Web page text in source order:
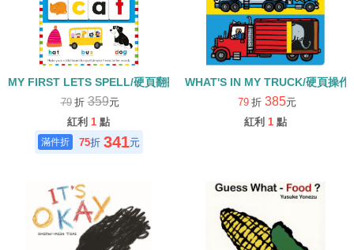
MY FIRST LETS SPELL/硬頁翻翻書
79 折359元
紅利 1 點
75折 341元
WHAT'S IN MY TRUCK/硬頁操作
79 折 385元
紅利 1 點